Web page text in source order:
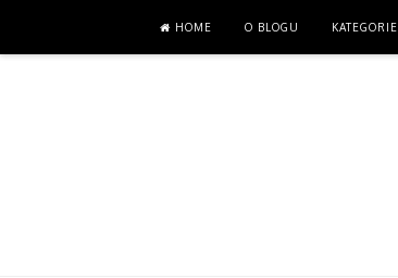
HOME O BLOGU KATEGORIE
HOME O BLOGU KATEGORIE